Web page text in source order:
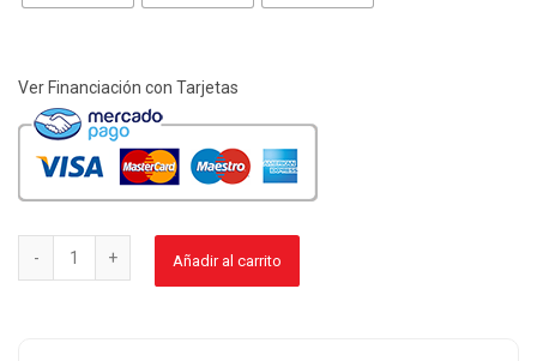
Ver Financiación con Tarjetas
Añadir al carrito